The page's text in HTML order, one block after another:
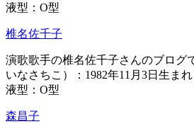
液型：O型
椎名佐千子
演歌歌手の椎名佐千子さんのブログ
いなさちこ）：1982年11月3日生
液型：O型
森昌子